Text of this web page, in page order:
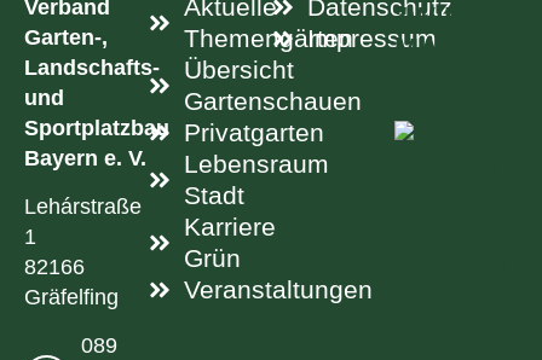
Verband
Garten-,
Landschafts-
und
Sportplatzbau
Bayern e. V.
Lehárstraße
1
82166
Gräfelfing
089
Aktuelle
Themengärten
Übersicht
Gartenschauen
Privatgarten
Lebensraum
Stadt
Karriere
Grün
Veranstaltungen
Datenschutz
Impressum